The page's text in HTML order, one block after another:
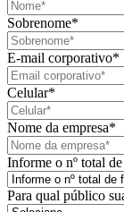
Sobrenome*
E-mail corporativo*
Celular*
Nome da empresa*
Informe o nº total
Para qual público